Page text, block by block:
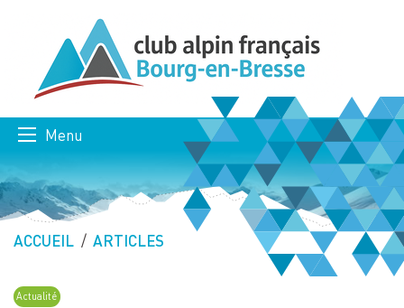
Menu
ACCUEIL ARTICLES
Actualité